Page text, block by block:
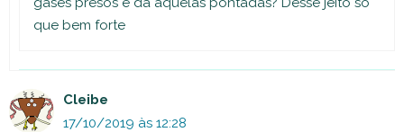
que bem forte
Cleibe
17/10/2019 às 12:28